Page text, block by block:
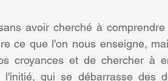
avoir cherché à
ce que l'on nous enseigne,
croyances et de chercher à
qui se débarrasse des